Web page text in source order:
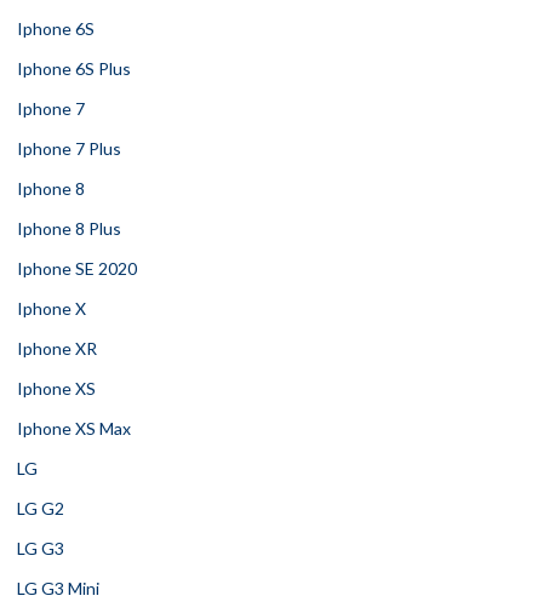
Iphone 6S
Iphone 6S Plus
Iphone 7
Iphone 7 Plus
Iphone 8
Iphone 8 Plus
Iphone SE 2020
Iphone X
Iphone XR
Iphone XS
Iphone XS Max
LG
LG G2
LG G3
LG G3 Mini